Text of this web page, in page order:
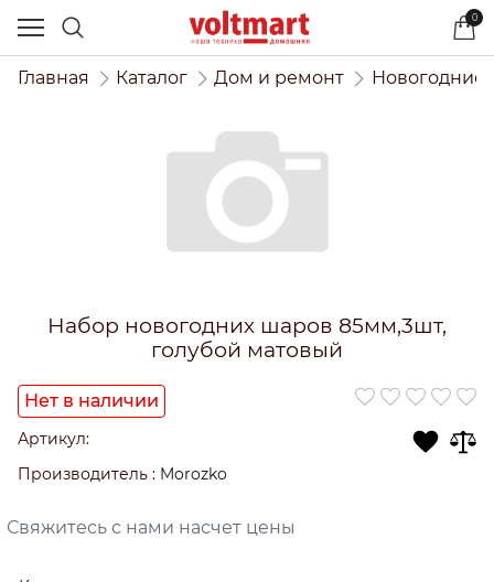
0
Главная Каталог Дом и ремонт Новогодние
Набор новогодних шаров 85мм,3шт,
голубой матовый
Нет в наличии
Артикул:
Производитель : Morozko
Свяжитесь с нами насчет цены